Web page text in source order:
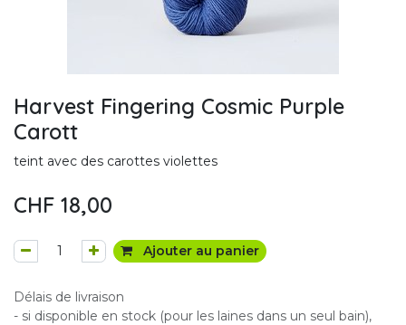
Harvest Fingering Cosmic Purple
Carott
teint avec des carottes violettes
CHF 18,00
Ajouter au panier
Délais de livraison
- si disponible en stock (pour les laines dans un seul bain),